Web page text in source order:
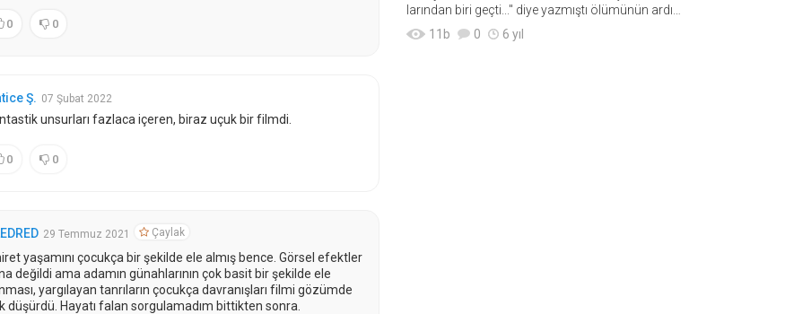
0 0
Ş. 07 Şubat 2022
unsurları fazlaca içeren, biraz uçuk bir filmdi.
0 0
29 Temmuz 2021 Çaylak
yaşamını çocukça bir şekilde ele almış bence. Görsel efektler
değildi ama adamın günahlarının çok basit bir şekilde ele
yargılayan tanrıların çocukça davranışları filmi gözümde
düşürdü. Hayatı falan sorgulamadım bittikten sonra.
larından biri geçti..." diye yazmıştı ölümünün ardın
dan Amerikan "Chicago Trib
11 b 0 6 yıl